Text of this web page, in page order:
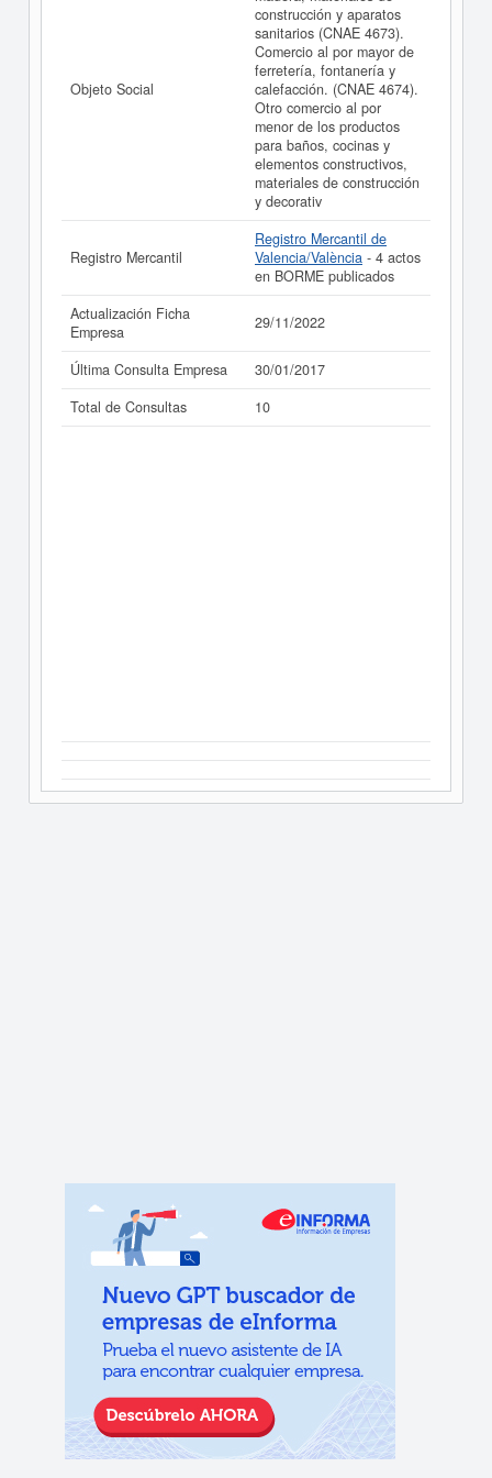
años de actividad, así como los balances y cuentas de
resultados disponibles.
La última actualización del informe de empresa se ha
realizado el 29/11/2022.
Objeto Social
construcción y aparatos
sanitarios (CNAE 4673).
Comercio al por mayor de
ferretería, fontanería y
calefacción. (CNAE 4674).
Otro comercio al por
menor de los productos
para baños, cocinas y
elementos constructivos,
materiales de construcción
y decorativ
Registro Mercantil
Registro Mercantil de
Valencia/València - 4 actos
en BORME publicados
Actualización Ficha
Empresa
29/11/2022
Última Consulta Empresa
30/01/2017
Total de Consultas
10